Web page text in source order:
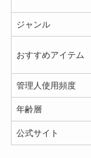
ジャンル
おすすめアイテム
管理人使用頻度
年齢層
公式サイト